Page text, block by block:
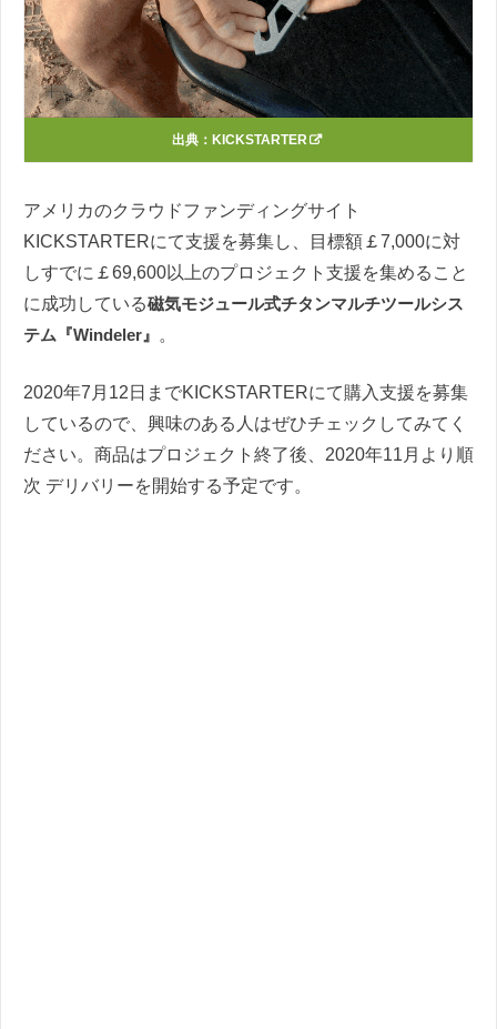
出典： KICKSTARTER
アメリカのクラウドファンディングサイト
KICKSTARTERにて支援を募集し、目標額￡7,000に対
しすでに￡69,600以上のプロジェクト支援を集めること
に成功している磁気モジュール式チタンマルチツールシス
テム『Windeler』 。
2020年7月12日までKICKSTARTERにて購入支援を募集
しているので、興味のある人はぜひチェックしてみてく
ださい。商品はプロジェクト終了後、2020年11月より順
次 デリバリーを開始する予定です。